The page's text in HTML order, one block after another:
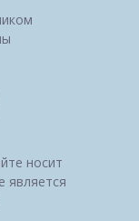
носит
является